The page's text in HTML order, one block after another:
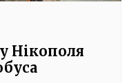
Нікополя